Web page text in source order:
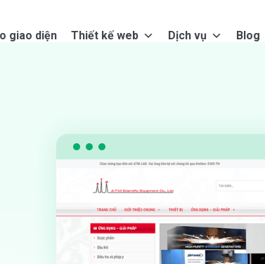
giao diện Thiết kế web Dịch vụ Blog